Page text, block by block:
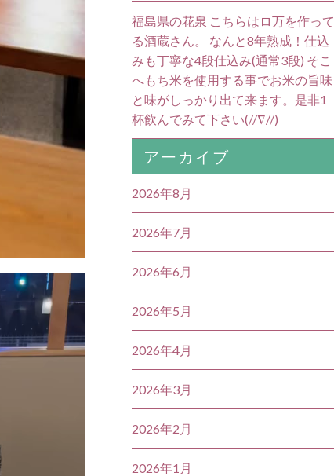
福島県の花泉 こちらはロ万を作って
る酒蔵さん。 なんと8年熟成！仕込
みも丁寧な4段仕込み(通常3段) そこ
へもち米を使用する事でお米の旨味
と味がしっかり出て来ます。是非1
杯飲んでみて下さい(//∇//)
アーカイブ
2026年8月
2026年7月
2026年6月
2026年5月
2026年4月
2026年3月
2026年2月
2026年1月